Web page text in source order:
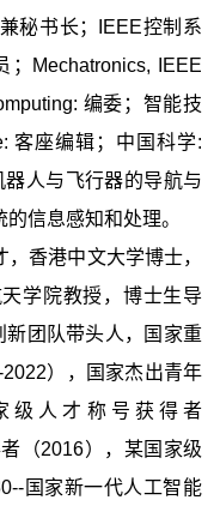
秘书长；IEEE控制系
Mechatronics, IEEE
编委；智能技
客座编辑；中国科学:
人与飞行器的导航与
信息感知和处理。
香港中文大学博士，
学院教授，博士生导
新团队带头人，国家重
），国家杰出青年
级人才称号获得者
（2016），某国家级
国家新一代人工智能